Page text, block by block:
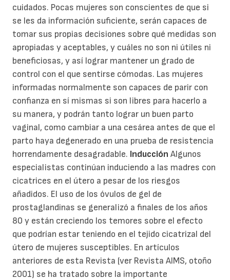
cuidados. Pocas mujeres son conscientes de que si
se les da información suficiente, serán capaces de
tomar sus propias decisiones sobre qué medidas son
apropiadas y aceptables, y cuáles no son ni útiles ni
beneficiosas, y así lograr mantener un grado de
control con el que sentirse cómodas. Las mujeres
informadas normalmente son capaces de parir con
confianza en sí mismas si son libres para hacerlo a
su manera, y podrán tanto lograr un buen parto
vaginal, como cambiar a una cesárea antes de que el
parto haya degenerado en una prueba de resistencia
horrendamente desagradable. Inducción Algunos
especialistas continúan induciendo a las madres con
cicatrices en el útero a pesar de los riesgos
añadidos. El uso de los óvulos de gel de
prostaglandinas se generalizó a finales de los años
80 y están creciendo los temores sobre el efecto
que podrían estar teniendo en el tejido cicatrizal del
útero de mujeres susceptibles. En artículos
anteriores de esta Revista (ver Revista AIMS, otoño
2001) se ha tratado sobre la importante